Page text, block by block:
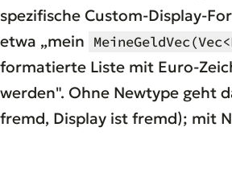
spezifische Custom-Display-
etwa „mein
formatierte Liste mit Euro-
werden". Ohne Newtype geht
fremd, Display ist fremd); mit